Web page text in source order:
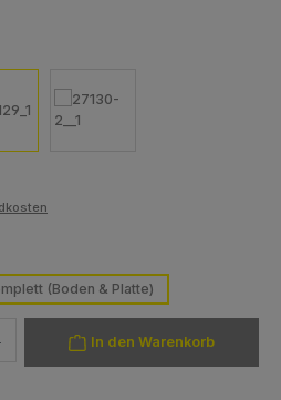
(Boden & Platte)
In den Warenkorb